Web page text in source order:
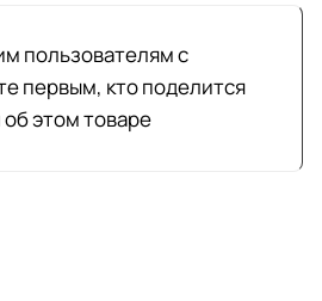
пользователям с
первым, кто поделится
этом товаре